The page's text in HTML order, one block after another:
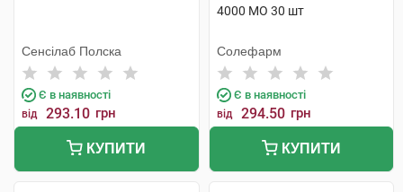
Сенсілаб Полска
Є в наявності
від 293.10 грн
КУПИТИ
4000 МО 30 шт
Солефарм
Є в наявності
від 294.50 грн
КУПИТИ